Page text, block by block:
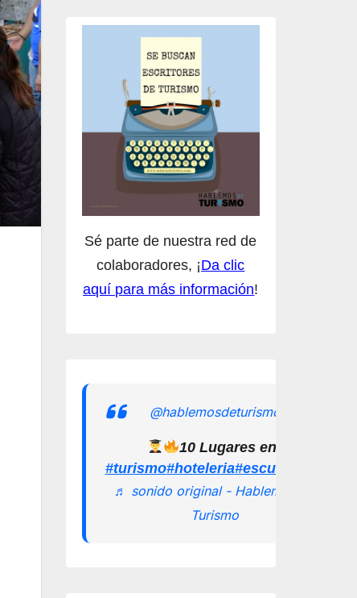
Sé parte de nuestra red de
colaboradores, ¡Da clic
aquí para más información!
@hablemosdeturismomx
10 Lugares en los que
#turismo#hoteleria
♬ sonido original - Hablemos de
Turismo